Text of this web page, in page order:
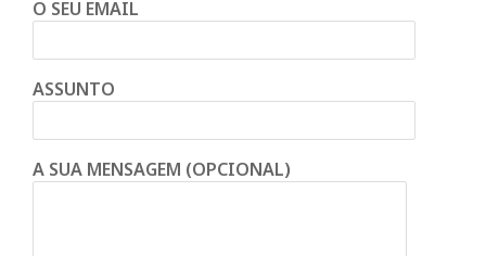
O SEU EMAIL
ASSUNTO
A SUA MENSAGEM (OPCIONAL)